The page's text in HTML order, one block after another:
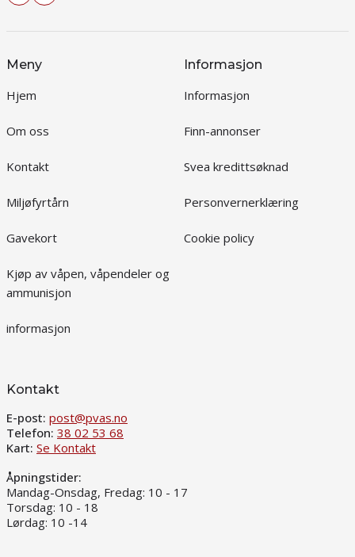
Meny
Hjem
Om oss
Kontakt
Miljøfyrtårn
Gavekort
Kjøp av våpen, våpendeler og
ammunisjon
informasjon
Informasjon
Informasjon
Finn-annonser
Svea kredittsøknad
Personvernerklæring
Cookie policy
Kontakt
E-post: post@pvas.no
Telefon: 38 02 53 68
Kart: Se Kontakt
Åpningstider:
Mandag-Onsdag, Fredag: 10 - 17
Torsdag: 10 - 18
Lørdag: 10 -14